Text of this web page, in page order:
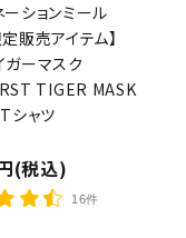
ションミール
販売アイテム】
ガーマスク
TIGER MASK
シャツ
(税込)
16件